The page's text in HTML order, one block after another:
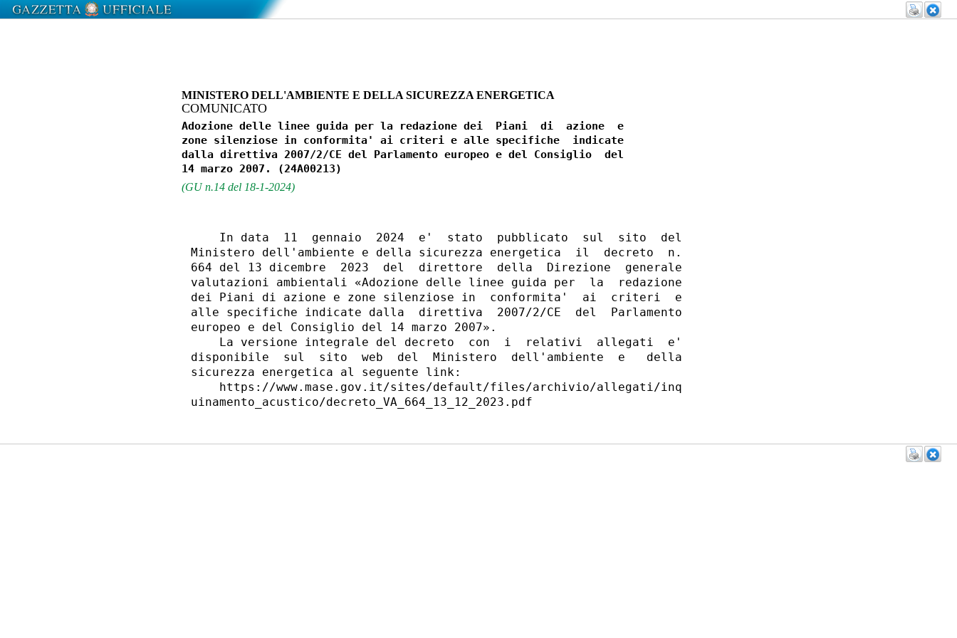
MINISTERO DELL'AMBIENTE E DELLA SICUREZZA ENERGETICA
COMUNICATO
Adozione delle linee guida per la redazione dei  Piani  di  azione  e
zone silenziose in conformita' ai criteri e alle specifiche  indicate
dalla direttiva 2007/2/CE del Parlamento europeo e del Consiglio  del
(GU n.14 del 18-1-2024)
    In data  11  gennaio  2024  e'  stato  pubblicato  sul  sito  del
Ministero dell'ambiente e della sicurezza energetica  il  decreto  n.
664 del 13 dicembre  2023  del  direttore  della  Direzione  generale
valutazioni ambientali «Adozione delle linee guida per  la  redazione
dei Piani di azione e zone silenziose in  conformita'  ai  criteri  e
alle specifiche indicate dalla  direttiva  2007/2/CE  del  Parlamento
europeo e del Consiglio del 14 marzo 2007».
    La versione integrale del decreto  con  i  relativi  allegati  e'
disponibile  sul  sito  web  del  Ministero  dell'ambiente  e   della
sicurezza energetica al seguente link:
    https://www.mase.gov.it/sites/default/files/archivio/allegati/inq